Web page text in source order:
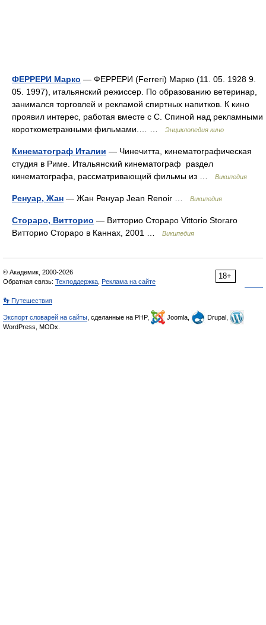
ФЕРРЕРИ Марко — ФЕРРЕРИ (Ferreri) Марко (11. 05. 1928 9.
05. 1997), итальянский режиссер. По образованию ветеринар,
занимался торговлей и рекламой спиртных напитков. К кино
проявил интерес, работая вместе с С. Спиной над рекламными
короткометражными фильмами.… …
Энциклопедия кино
Кинематограф Италии — Чинечитта, кинематографическая
студия в Риме. Итальянский кинематограф раздел
кинематографа, рассматривающий фильмы из …
Википедия
Ренуар, Жан — Жан Ренуар Jean Renoir … Википедия
Стораро, Витторио — Витторио Стораро Vittorio Storaro
Витторио Стораро в Каннах, 2001 …
Википедия
18+
© Академик, 2000-2026
Обратная связь: Техподдержка Реклама на сайте
👣 Путешествия
Экспорт словарей на сайты , сделанные на PHP, Joomla,
Drupal,
WordPress, MODx.